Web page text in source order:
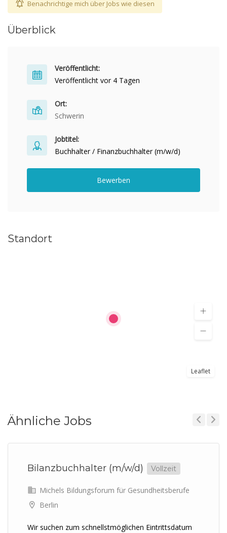
Benachrichtige mich über Jobs wie diesen
Überblick
Veröffentlicht:
Veröffentlicht vor 4 Tagen
Ort:
Schwerin
Jobtitel:
Buchhalter / Finanzbuchhalter (m/w/d)
Bewerben
Standort
Leaflet
Ähnliche Jobs
Bilanzbuchhalter (m/w/d) Vollzeit
Michels Bildungsforum für Gesundheitsberufe
Berlin
Wir suchen zum schnellstmöglichen Eintrittsdatum